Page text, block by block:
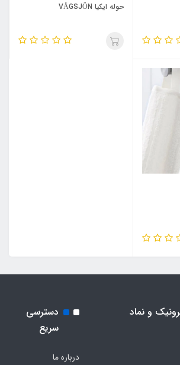
حوله ایکیا VÅGSJÖN
و نماد
دسترسی
سریع
درباره ما